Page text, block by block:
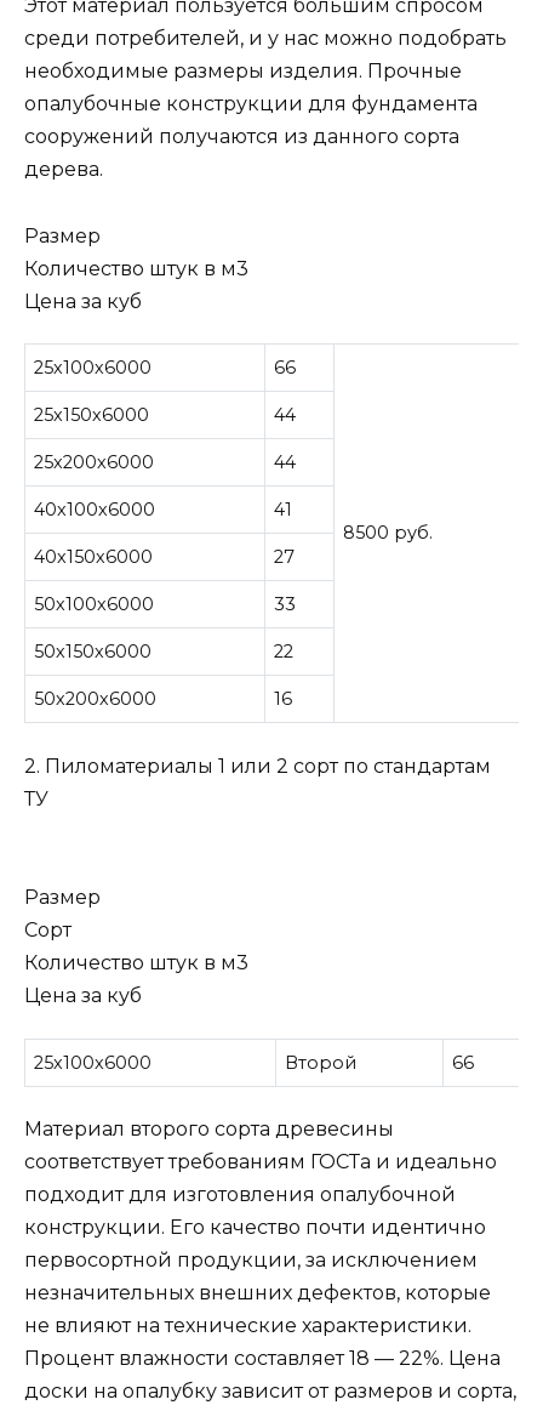
Этот материал пользуется большим спросом
среди потребителей, и у нас можно подобрать
необходимые размеры изделия. Прочные
опалубочные конструкции для фундамента
сооружений получаются из данного сорта
дерева.
Размер
Количество штук в м3
Цена за куб
25х100х6000 66
8500 руб.
25х150х6000 44
25х200х6000 44
40х100х6000 41
40х150х6000 27
50х100х6000 33
50х150х6000 22
50х200х6000 16
2. Пиломатериалы 1 или 2 сорт по стандартам
ТУ
Размер
Сорт
Количество штук в м3
Цена за куб
25х100х6000 Второй 66
Материал второго сорта древесины
соответствует требованиям ГОСТа и идеально
подходит для изготовления опалубочной
конструкции. Его качество почти идентично
первосортной продукции, за исключением
незначительных внешних дефектов, которые
не влияют на технические характеристики.
Процент влажности составляет 18 — 22%. Цена
доски на опалубку зависит от размеров и сорта,